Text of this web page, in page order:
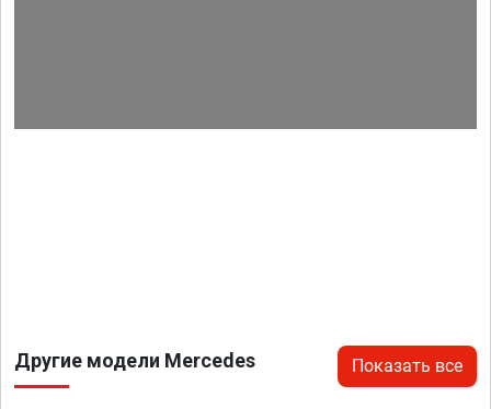
Другие модели Mercedes Показать все